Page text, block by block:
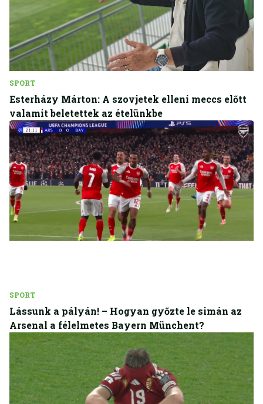
SPORT
Esterházy Márton: A szovjetek elleni meccs előtt
valamit beletettek az ételünkbe
SPORT
Lássunk a pályán! – Hogyan győzte le simán az
Arsenal a félelmetes Bayern Münchent?